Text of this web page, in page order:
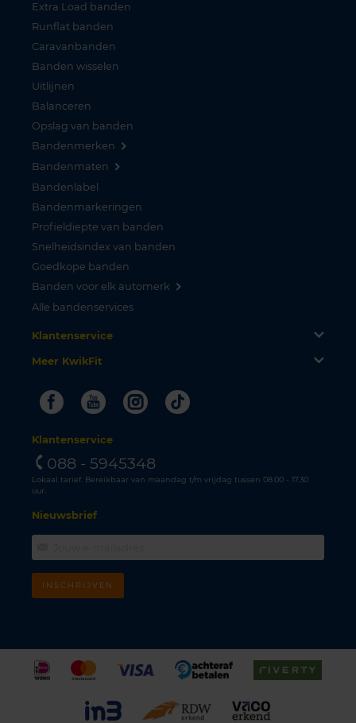
Extra Load banden
Runflat banden
Caravanbanden
Banden wisselen
Uitlijnen
Balanceren
Opslag van banden
Bandenmerken
Bandenmaten
Bandenlabel
Bandenmarkeringen
Profieldiepte van banden
Snelheidsindex van banden
Goedkope banden
Banden voor elk automerk
Alle bandenservices
Klantenservice
Meer KwikFit
FacebookYoutubeInstagram
Tiktok
Klantenservice
088 - 5945348
Lokaal tarief. Bereikbaar van maandag t/m vrijdag tussen 08.00 - 17.30
uur.
Nieuwsbrief
INSCHRIJVEN